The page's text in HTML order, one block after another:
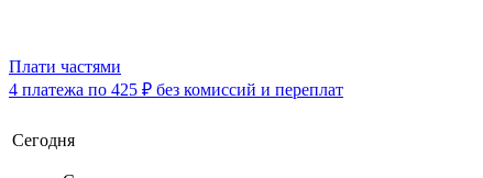
Плати частями
4 платежа по 425 ₽ без комиссий и переплат
Сегодня